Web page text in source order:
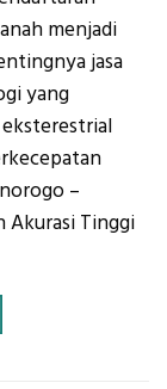
menjadi
jasa
yang
–
Akurasi Tinggi